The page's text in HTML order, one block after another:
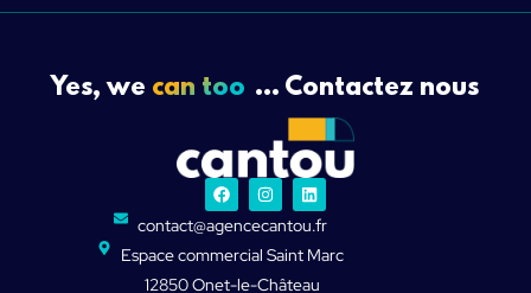
Yes, we can too ... Contactez nous
contact@agencecantou.fr
Espace commercial Saint Marc
12850 Onet-le-Château